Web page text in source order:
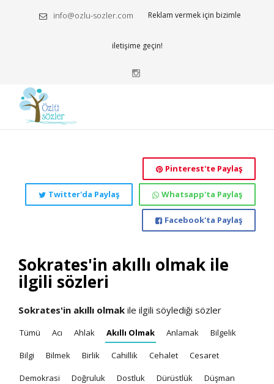
info@ozlu-sozler.com Reklam vermek için bizimle
iletişime geçin!
Pinterest'te Paylaş
Whatsapp'ta Paylaş
Twitter'da Paylaş
Facebook'ta Paylaş
Sokrates'in akıllı olmak ile
ilgili sözleri
Sokrates'in akıllı olmak ile ilgili söylediği sözler
Tümü Acı Ahlak Akıllı Olmak Anlamak Bilgelik
Bilgi Bilmek Birlik Cahillik Cehalet Cesaret
Demokrasi Doğruluk Dostluk Dürüstlük Düşman